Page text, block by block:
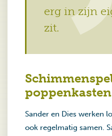
erg in zijn
zit.
poppenkasten
Sander en Dies werken
ook regelmatig samen.